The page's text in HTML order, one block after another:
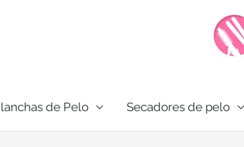
de Pelo Secadores de pelo